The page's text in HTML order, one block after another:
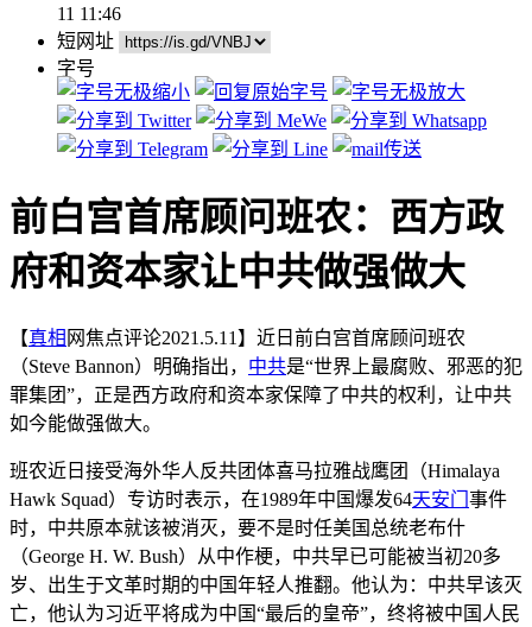
11 11:46
短网址
字号
前白宫首席顾问班农：西方政
府和资本家让中共做强做大
【真相 网焦点评论2021.5.11】近日前白宫首席顾问班农
（Steve Bannon）明确指出， 中共是“世界上最腐败、邪恶的犯
罪集团”，正是西方政府和资本家保障了中共的权利，让中共
如今能做强做大。
班农近日接受海外华人反共团体喜马拉雅战鹰团（Himalaya
Hawk Squad）专访时表示，在1989年中国爆发64天安门 事件
时，中共原本就该被消灭，要不是时任美国总统老布什
（George H. W. Bush）从中作梗，中共早已可能被当初20多
岁、出生于文革时期的中国年轻人推翻。他认为：中共早该灭
亡，他认为习近平将成为中国“最后的皇帝”，终将被中国人民